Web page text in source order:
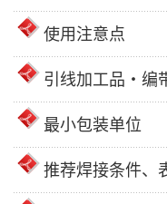
使用注意点
引线加工品・编
最小包装单位
推荐焊接条件、